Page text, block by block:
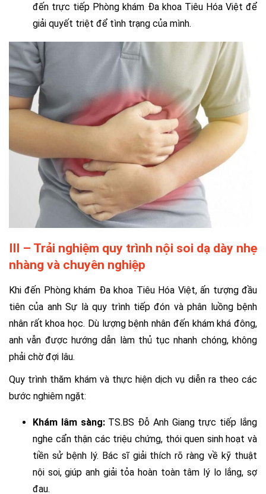
đến trực tiếp Phòng khám Đa khoa Tiêu Hóa Việt để
giải quyết triệt để tình trạng của mình.
III – Trải nghiệm quy trình nội soi dạ dày nhẹ
nhàng và chuyên nghiệp
Khi đến Phòng khám Đa khoa Tiêu Hóa Việt, ấn tượng đầu
tiên của anh Sự là quy trình tiếp đón và phân luồng bệnh
nhân rất khoa học. Dù lượng bệnh nhân đến khám khá đông,
anh vẫn được hướng dẫn làm thủ tục nhanh chóng, không
phải chờ đợi lâu.
Quy trình thăm khám và thực hiện dịch vụ diễn ra theo các
bước nghiêm ngặt:
Khám lâm sàng:TS.BS Đỗ Anh Giang trực tiếp lắng
nghe cẩn thận các triệu chứng, thói quen sinh hoạt và
tiền sử bệnh lý. Bác sĩ giải thích rõ ràng về kỹ thuật
nội soi, giúp anh giải tỏa hoàn toàn tâm lý lo lắng, sợ
đau.